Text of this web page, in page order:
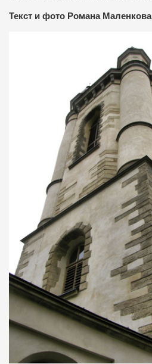
Текст и фото Романа Маленкова